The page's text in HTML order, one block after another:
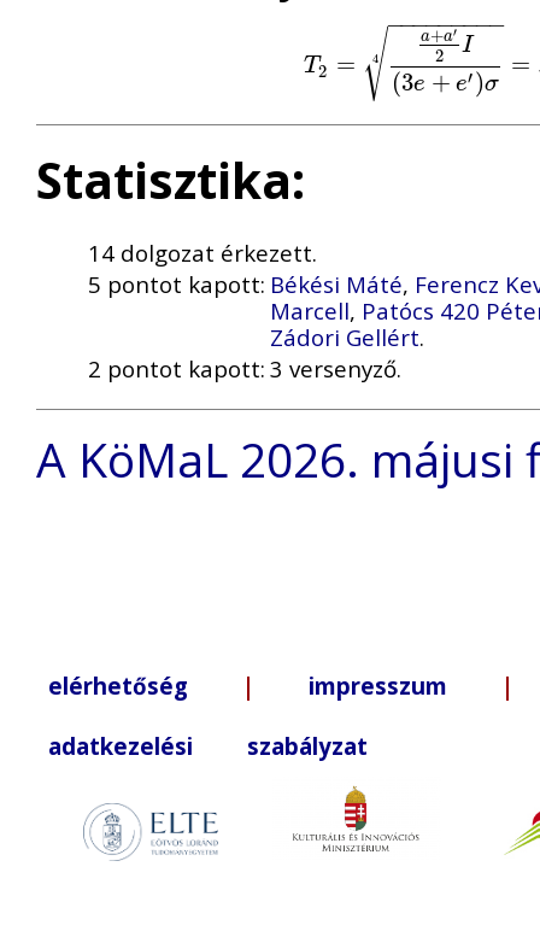
T2 =
a+a′
2 I
(3e + e′)σ
− −
−−−−−−−
√
4 =
T2 =a +a 2I(3e+e′)σ4 =3 I
Statisztika:
14 dolgozat érkezett.
5 pontot kapott: Békési Máté, Ferencz
Marcell, Patócs 420
Zádori Gellért.
2 pontot kapott: 3 versenyző.
A KöMaL 2026.
elérhetőség | impresszum |
adatkezelési szabályzat